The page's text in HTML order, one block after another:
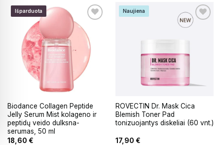
Išparduota
Biodance Collagen Peptide
Jelly Serum Mist kolageno ir
peptidų veido dulksna-
serumas, 50 ml
18,60 €
Naujiena
ROVECTIN Dr. Mask Cica
Blemish Toner Pad
tonizuojantys diskeliai (60 vnt.)
17,90 €